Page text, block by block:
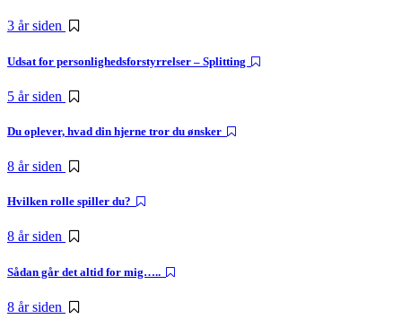
3 år siden
Udsat for personlighedsforstyrrelser – Splitting
5 år siden
Du oplever, hvad din hjerne tror du ønsker
8 år siden
Hvilken rolle spiller du?
8 år siden
Sådan går det altid for mig…..
8 år siden